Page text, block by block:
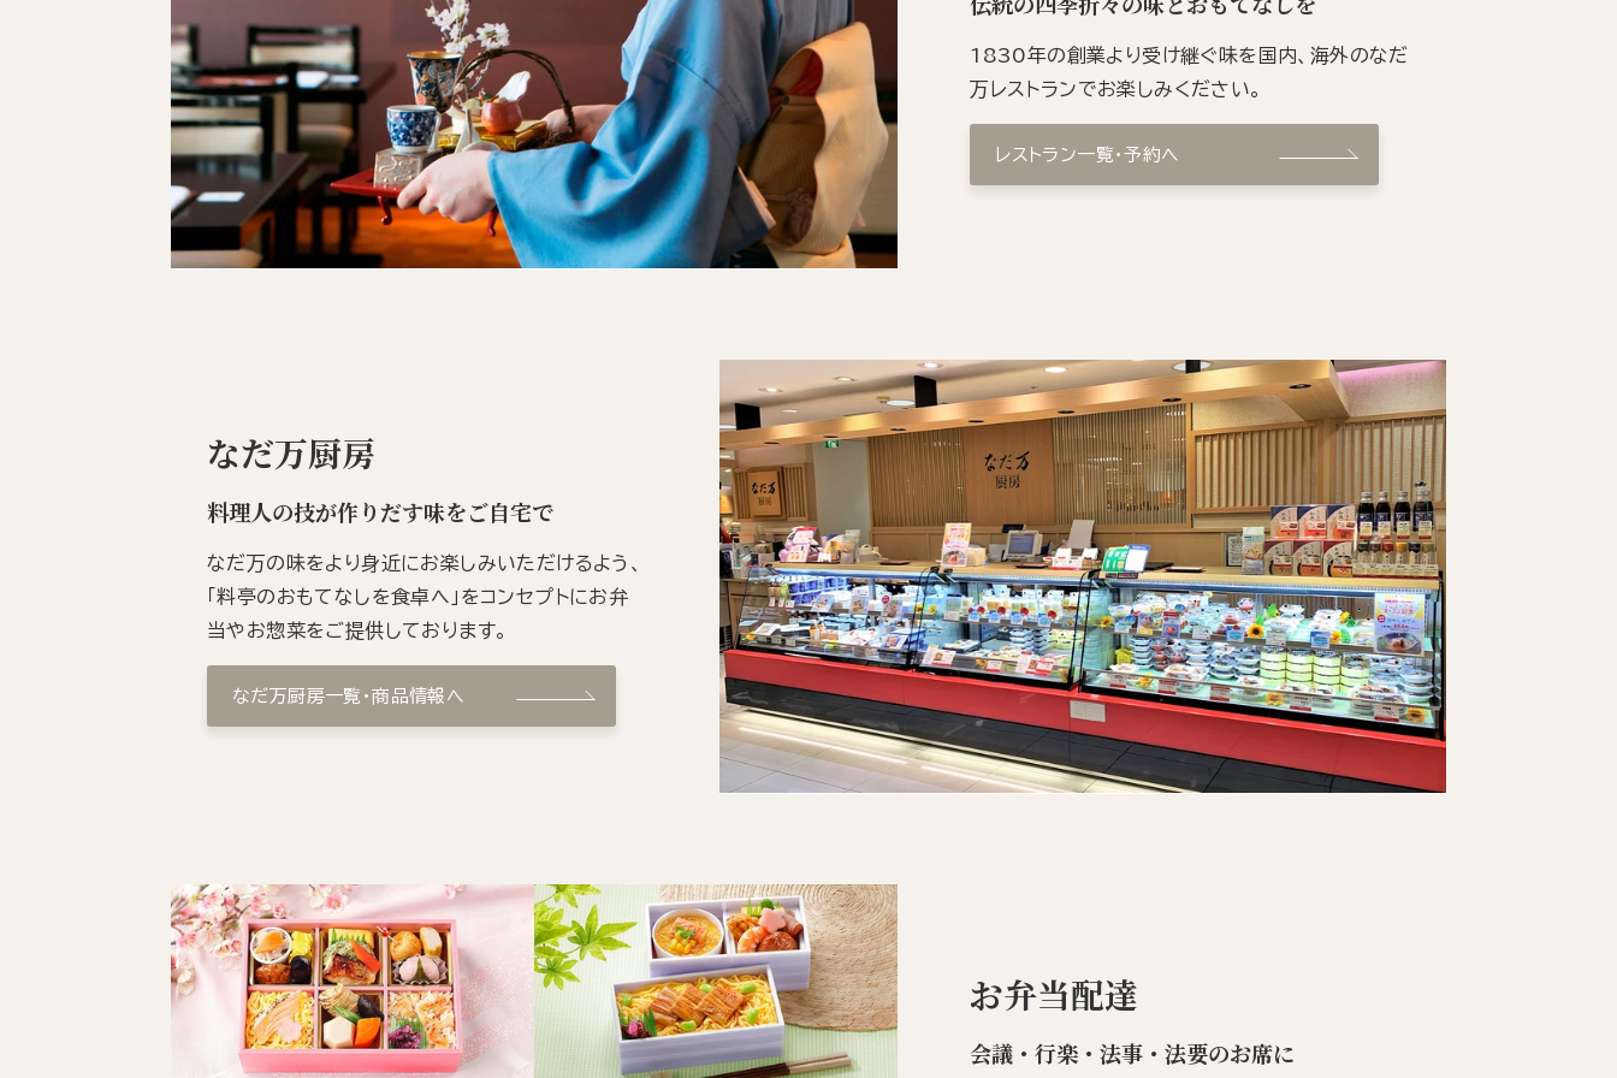
1830年の創業より受け継ぐ味を国内、海外のなだ
万レストランでお楽しみください。
レストラン一覧・予約へ
なだ万厨房
料理人の技が作りだす味をご自宅で
なだ万の味をより身近にお楽しみいただけるよう、
「料亭のおもてなしを食卓へ」をコンセプトにお弁
当やお惣菜をご提供しております。
なだ万厨房一覧・商品情報へ
お弁当配達
会議・行楽・法事・法要のお席に